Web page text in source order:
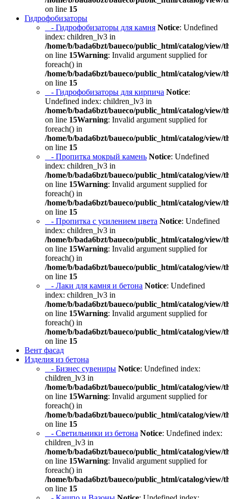
on line 15
Гидрофобизаторы
- Гидрофобизаторы для камня Notice: Undefined
index: children_lv3 in
/home/b/bada6bzt/baueco/public_html/catalog/view/
on line 15Warning: Invalid argument supplied for
foreach() in
/home/b/bada6bzt/baueco/public_html/catalog/view/
on line 15
- Гидрофобизаторы для кирпича Notice:
Undefined index: children_lv3 in
/home/b/bada6bzt/baueco/public_html/catalog/view/
on line 15Warning: Invalid argument supplied for
foreach() in
/home/b/bada6bzt/baueco/public_html/catalog/view/
on line 15
- Пропитка мокрый камень Notice: Undefined
index: children_lv3 in
/home/b/bada6bzt/baueco/public_html/catalog/view/
on line 15Warning: Invalid argument supplied for
foreach() in
/home/b/bada6bzt/baueco/public_html/catalog/view/
on line 15
- Пропитка с усилением цвета Notice: Undefined
index: children_lv3 in
/home/b/bada6bzt/baueco/public_html/catalog/view/
on line 15Warning: Invalid argument supplied for
foreach() in
/home/b/bada6bzt/baueco/public_html/catalog/view/
on line 15
- Лаки для камня и бетона Notice: Undefined
index: children_lv3 in
/home/b/bada6bzt/baueco/public_html/catalog/view/
on line 15Warning: Invalid argument supplied for
foreach() in
/home/b/bada6bzt/baueco/public_html/catalog/view/
on line 15
Вент фасад
Изделия из бетона
- Бизнес сувениры Notice: Undefined index:
children_lv3 in
/home/b/bada6bzt/baueco/public_html/catalog/view/
on line 15Warning: Invalid argument supplied for
foreach() in
/home/b/bada6bzt/baueco/public_html/catalog/view/
on line 15
- Светильники из бетона Notice: Undefined index:
children_lv3 in
/home/b/bada6bzt/baueco/public_html/catalog/view/
on line 15Warning: Invalid argument supplied for
foreach() in
/home/b/bada6bzt/baueco/public_html/catalog/view/
on line 15